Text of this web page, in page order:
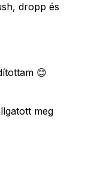
dropp és
😊
meg